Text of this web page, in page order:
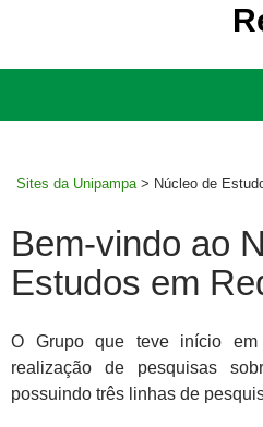
Sites da Unipampa > Núcleo de
Bem-vindo ao
Estudos em
O Grupo que teve início
realização de pesquisas
possuindo três linhas de